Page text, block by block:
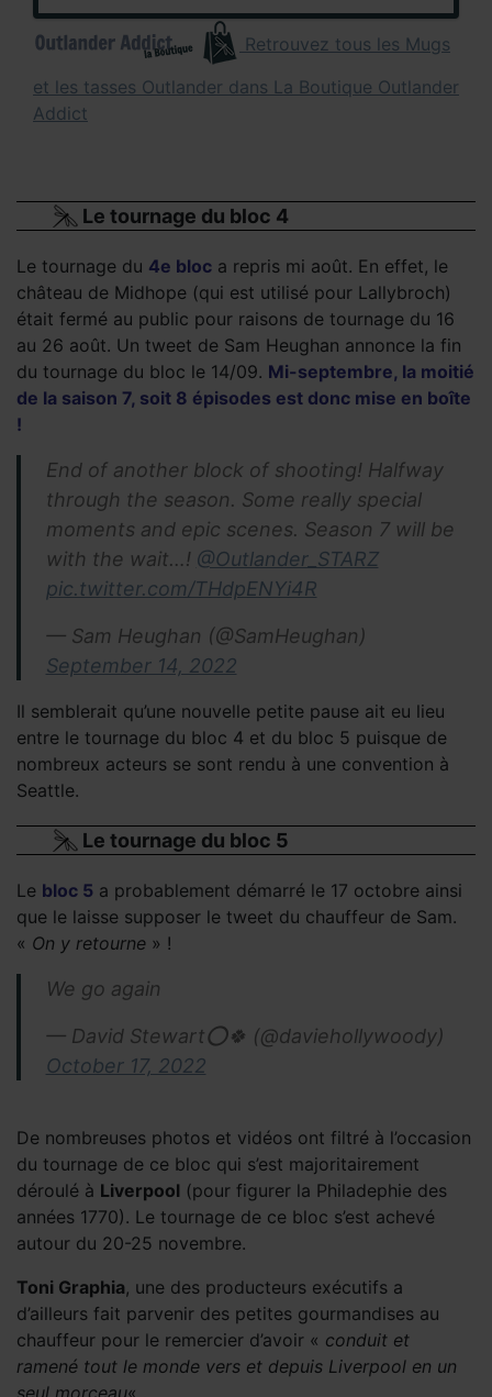
Retrouvez tous les Mugs
et les tasses Outlander dans La Boutique Outlander
Addict
Le tournage du bloc 4
Le tournage du 4e bloc a repris mi août. En effet, le
château de Midhope (qui est utilisé pour Lallybroch)
était fermé au public pour raisons de tournage du 16
au 26 août. Un tweet de Sam Heughan annonce la fin
du tournage du bloc le 14/09. Mi-septembre, la moitié
de la saison 7, soit 8 épisodes est donc mise en boîte
!
End of another block of shooting! Halfway
through the season. Some really special
moments and epic scenes. Season 7 will be
with the wait…! @Outlander_STARZ
pic.twitter.com/THdpENYi4R
— Sam Heughan (@SamHeughan)
September 14, 2022
Il semblerait qu’une nouvelle petite pause ait eu lieu
entre le tournage du bloc 4 et du bloc 5 puisque de
nombreux acteurs se sont rendu à une convention à
Seattle.
Le tournage du bloc 5
Le bloc 5 a probablement démarré le 17 octobre ainsi
que le laisse supposer le tweet du chauffeur de Sam.
« On y retourne » !
We go again
— David Stewart⭕️🍀 (@daviehollywoody)
October 17, 2022
De nombreuses photos et vidéos ont filtré à l’occasion
du tournage de ce bloc qui s’est majoritairement
déroulé à Liverpool (pour figurer la Philadephie des
années 1770). Le tournage de ce bloc s’est achevé
autour du 20-25 novembre.
Toni Graphia, une des producteurs exécutifs a
d’ailleurs fait parvenir des petites gourmandises au
chauffeur pour le remercier d’avoir « conduit et
ramené tout le monde vers et depuis Liverpool en un
seul morceau« .